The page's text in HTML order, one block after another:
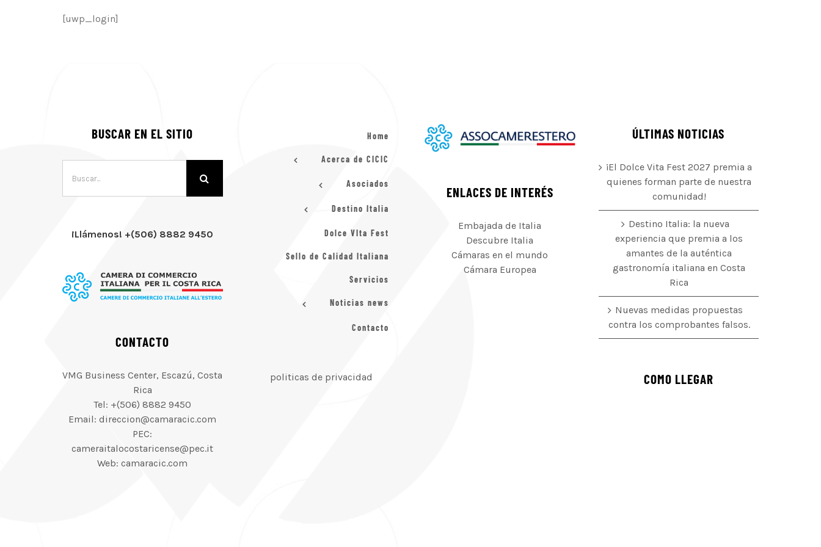
[uwp_login]
BUSCAR EN EL SITIO
¡Llámenos! +(506) 8882 9450
CONTACTO
VMG Business Center, Escazú, Costa
Rica
Tel: +(506) 8882 9450
Email: direccion@camaracic.com
PEC:
cameraitalocostaricense@pec.it
Web: camaracic.com
Home
Acerca de CICIC
Asociados
Destino Italia
Dolce VIta Fest
Sello de Calidad Italiana
Servicios
Noticias news
Contacto
politicas de privacidad
ENLACES DE INTERÉS
Embajada de Italia
Descubre Italia
Cámaras en el mundo
Cámara Europea
ÚLTIMAS NOTICIAS
¡El Dolce Vita Fest 2027 premia a
quienes forman parte de nuestra
comunidad!
Destino Italia: la nueva
experiencia que premia a los
amantes de la auténtica
gastronomía italiana en Costa
Rica
Nuevas medidas propuestas
contra los comprobantes falsos.
COMO LLEGAR